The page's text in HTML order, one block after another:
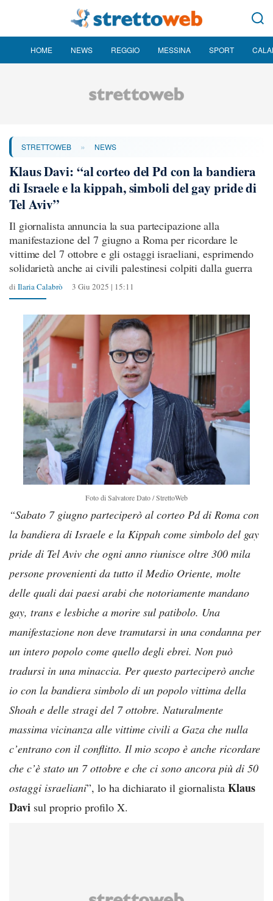
HOME NEWS REGGIO MESSINA SPORT
STRETTOWEB » NEWS
Klaus Davi: “al corteo del Pd con la bandiera
di Israele e la kippah, simboli del gay pride di
Tel Aviv”
Il giornalista annuncia la sua partecipazione alla
manifestazione del 7 giugno a Roma per ricordare le
vittime del 7 ottobre e gli ostaggi israeliani, esprimendo
solidarietà anche ai civili palestinesi colpiti dalla guerra
di Ilaria Calabrò 3 Giu 2025 | 15:11
Foto di Salvatore Dato / StrettoWeb
“Sabato 7 giugno parteciperò al corteo Pd di Roma con
la bandiera di Israele e la Kippah come simbolo del gay
pride di Tel Aviv che ogni anno riunisce oltre 300 mila
persone provenienti da tutto il Medio Oriente, molte
delle quali dai paesi arabi che notoriamente mandano
gay, trans e lesbiche a morire sul patibolo. Una
manifestazione non deve tramutarsi in una condanna per
un intero popolo come quello degli ebrei. Non può
tradursi in una minaccia. Per questo parteciperò anche
io con la bandiera simbolo di un popolo vittima della
Shoah e delle stragi del 7 ottobre. Naturalmente
massima vicinanza alle vittime civili a Gaza che nulla
c’entrano con il conflitto. Il mio scopo è anche ricordare
che c’è stato un 7 ottobre e che ci sono ancora più di 50
ostaggi israeliani”, lo ha dichiarato il giornalista Klaus
Davi sul proprio profilo X.